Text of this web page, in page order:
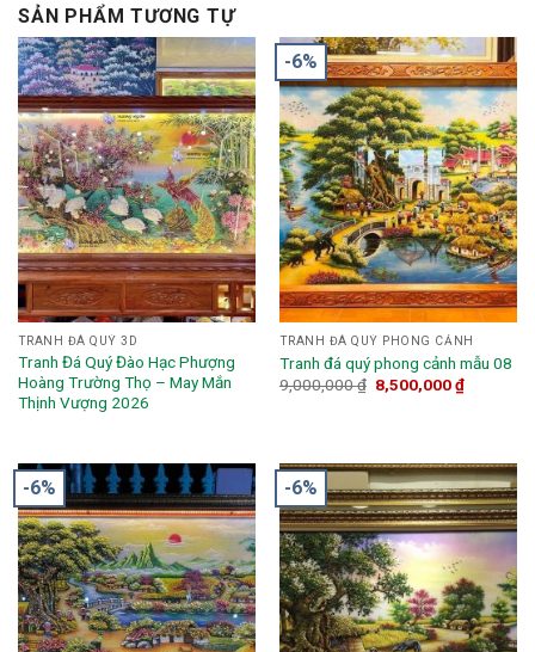
SẢN PHẨM TƯƠNG TỰ
TRANH ĐÁ QUÝ 3D
Tranh Đá Quý Đào Hạc Phượng
Hoàng Trường Thọ – May Mắn
Thịnh Vượng 2026
-6%
TRANH ĐÁ QUÝ PHONG CẢNH
Tranh đá quý phong cảnh mẫu 08
9,000,000₫ 8,500,000₫
-6% -6%